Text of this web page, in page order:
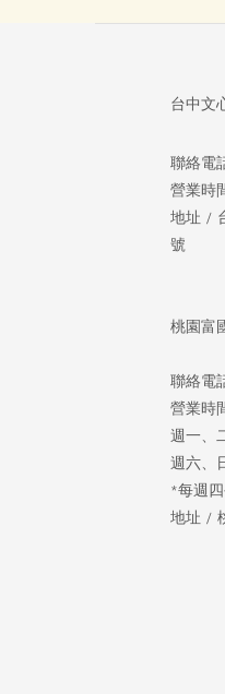
台中文
聯絡電
營業時
地址 /
號
桃園富
聯絡電
營業時
週一、
週六、
*每週
地址 /